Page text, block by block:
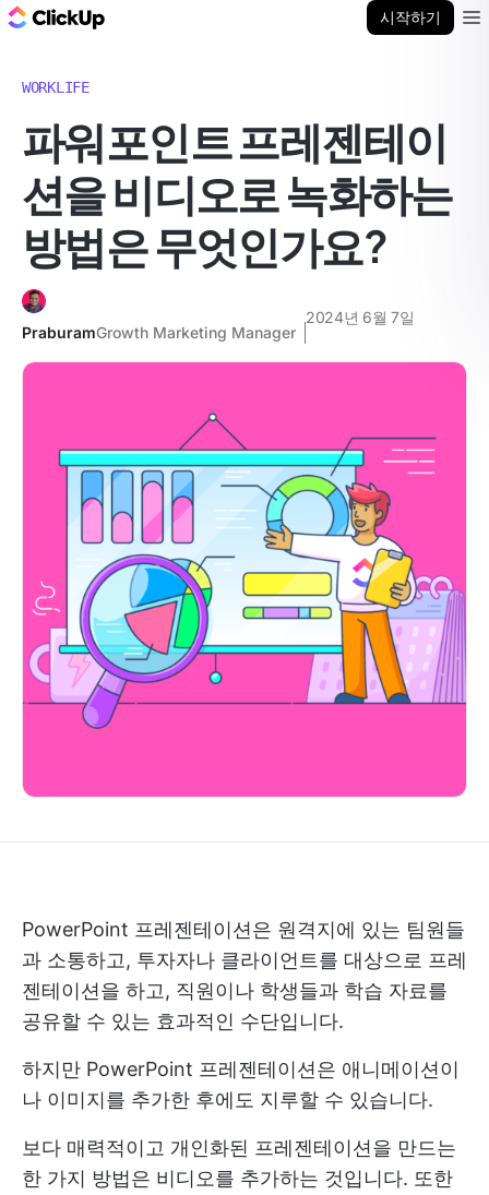
시작하기
WORKLIFE
파워포인트 프레젠테이
션을 비디오로 녹화하는
방법은 무엇인가요?
PraburamGrowth Marketing Manager
2024년 6월 7일
PowerPoint 프레젠테이션은 원격지에 있는 팀원들
과 소통하고, 투자자나 클라이언트를 대상으로 프레
젠테이션을 하고, 직원이나 학생들과 학습 자료를
공유할 수 있는 효과적인 수단입니다.
하지만 PowerPoint 프레젠테이션은 애니메이션이
나 이미지를 추가한 후에도 지루할 수 있습니다.
보다 매력적이고 개인화된 프레젠테이션을 만드는
한 가지 방법은 비디오를 추가하는 것입니다. 또한